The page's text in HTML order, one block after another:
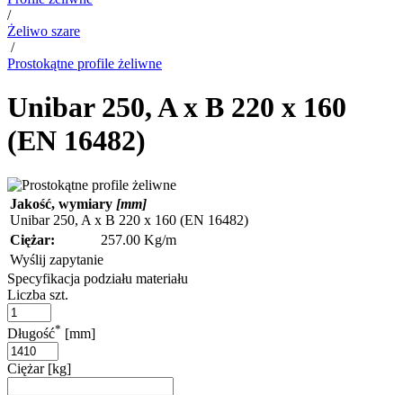
/
Żeliwo szare
/
Prostokątne profile żeliwne
Unibar 250, A x B 220 x 160
(EN 16482)
Jakość, wymiary [mm]
Unibar 250, A x B 220 x 160 (EN 16482)
Ciężar:
257.00 Kg/m
Wyślij zapytanie
Specyfikacja podziału materiału
Liczba szt.
Długość* [mm]
Ciężar [kg]